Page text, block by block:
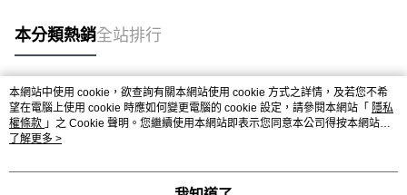
本分類熱銷全站排行
熱門標籤
本網站中使用 cookie，欲查詢有關本網站使用 cookie 方式之詳情，及若您不希
望在電腦上使用 cookie 時應如何變更電腦的 cookie 設定，請參閱本網站「 隱私
權條款 」之 Cookie 聲明。您繼續使用本網站即表示您同意本公司得按本網站使
用條款之 Cookie 聲明使用 cookie。
了解更多 >